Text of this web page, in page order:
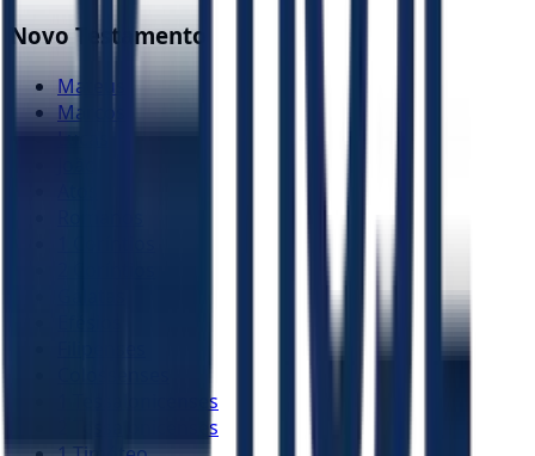
Novo Testamento
Mateus
Marcos
1 Tessalonicenses
2 Tessalonicenses